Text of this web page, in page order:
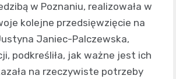
w Poznaniu, realizowała w
kolejne przedsięwzięcie na
Janiec-Palczewska,
podkreśliła, jak ważne jest ich
na rzeczywiste potrzeby